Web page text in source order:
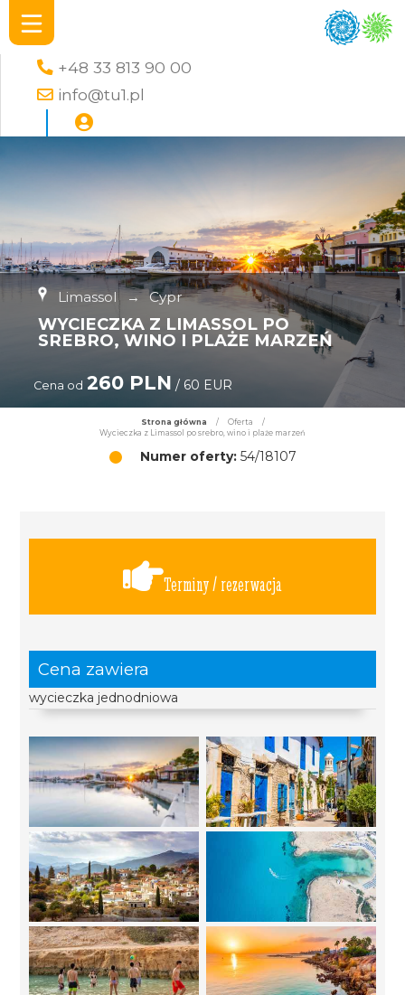
+48 33 813 90 00
info@tu1.pl
Limassol → Cypr
WYCIECZKA Z LIMASSOL PO
SREBRO, WINO I PLAŻE MARZEŃ
Cena od 260 PLN / 60 EUR
Strona główna / Oferta
/
Wycieczka z Limassol po srebro, wino i plaże marzeń
Numer oferty:54/18107
Terminy / rezerwacja
Cena zawiera
wycieczka jednodniowa